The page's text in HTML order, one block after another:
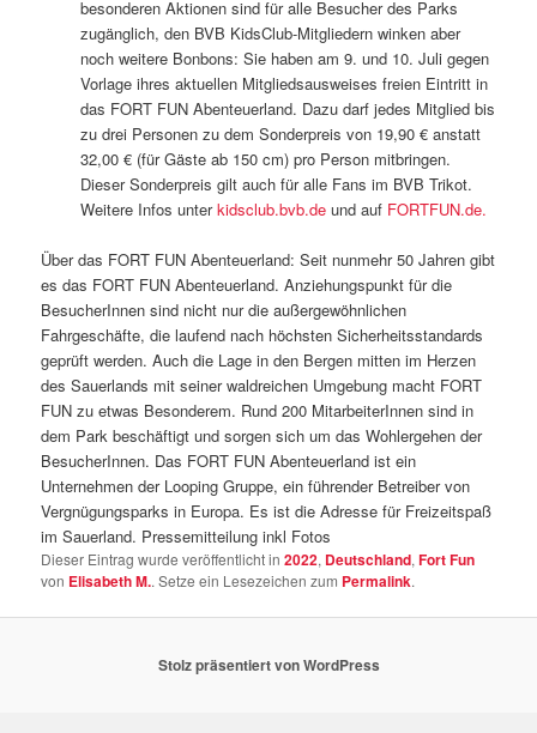
besonderen Aktionen sind für alle Besucher des Parks
zugänglich, den BVB KidsClub-Mitgliedern winken aber
noch weitere Bonbons: Sie haben am 9. und 10. Juli gegen
Vorlage ihres aktuellen Mitgliedsausweises freien Eintritt in
das FORT FUN Abenteuerland. Dazu darf jedes Mitglied bis
zu drei Personen zu dem Sonderpreis von 19,90 € anstatt
32,00 € (für Gäste ab 150 cm) pro Person mitbringen.
Dieser Sonderpreis gilt auch für alle Fans im BVB Trikot.
Weitere Infos unterkidsclub.bvb.deund auf FORTFUN.de.
Über das FORT FUN Abenteuerland: Seit nunmehr 50 Jahren gibt
es das FORT FUN Abenteuerland. Anziehungspunkt für die
BesucherInnen sind nicht nur die außergewöhnlichen
Fahrgeschäfte, die laufend nach höchsten Sicherheitsstandards
geprüft werden. Auch die Lage in den Bergen mitten im Herzen
des Sauerlands mit seiner waldreichen Umgebung macht FORT
FUN zu etwas Besonderem. Rund 200 MitarbeiterInnen sind in
dem Park beschäftigt und sorgen sich um das Wohlergehen der
BesucherInnen. Das FORT FUN Abenteuerland ist ein
Unternehmen der Looping Gruppe, ein führender Betreiber von
Vergnügungsparks in Europa. Es ist die Adresse für Freizeitspaß
im Sauerland. Pressemitteilung inkl Fotos
Dieser Eintrag wurde veröffentlicht in2022, Deutschland,Fort Fun
von Elisabeth M.. Setze ein Lesezeichen zum Permalink.
Stolz präsentiert von WordPress